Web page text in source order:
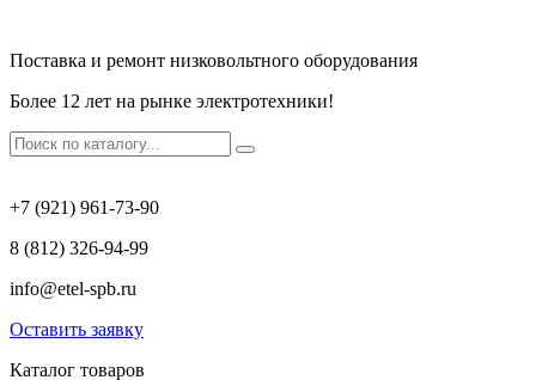
Поставка и ремонт низковольтного оборудования
Более 12 лет на рынке электротехники!
+7 (921) 961-73-90
8 (812) 326-94-99
info@etel-spb.ru
Оставить заявку
Каталог товаров